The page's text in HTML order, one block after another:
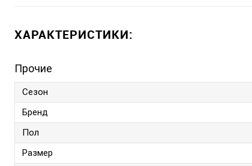
ХАРАКТЕРИСТИКИ:
Прочие
Сезон
Бренд
Пол
Размер